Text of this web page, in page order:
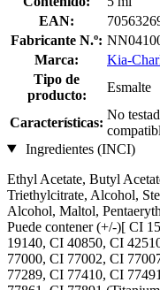
EAN:
Fabricante N.º:
Marca:
Kia-
Tipo de
producto:
Esmalte
Características:
No
Ingredientes (INCI)
Ethyl Acetate, Butyl
Triethylcitrate, Alcohol,
Alcohol, Maltol,
Puede contener (+/-)[ CI
19140, CI 40850, CI
77000, CI 77002, CI
77289, CI 77410, CI